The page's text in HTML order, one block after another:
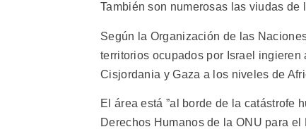
También son numerosas las viudas de
Según la Organización de las
territorios ocupados por Israel
Cisjordania y Gaza a los niveles de
El área está ”al borde de la catástrofe
Derechos Humanos de la ONU para